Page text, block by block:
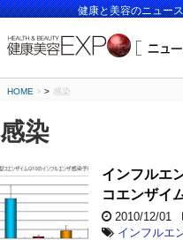
健康と美容のニュー
HOME > 感染
感染
インフルエ
コエンザイ
2010/12/01
インフルエ